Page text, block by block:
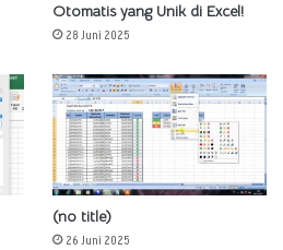
Otomatis yang Unik di Excel!
28 Juni 2025
(no title)
26 Juni 2025